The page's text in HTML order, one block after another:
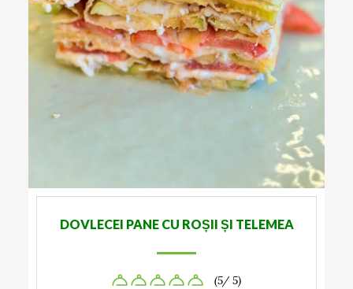
DOVLECEI PANE CU ROȘII ȘI TELEMEA
(5/ 5)